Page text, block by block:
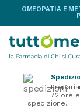
OMEOPATIA E
72 ore
spedizione.